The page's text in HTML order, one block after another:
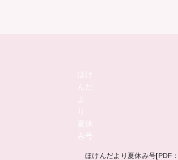
ほけ
んだ
よ
り
夏休
み号
ほけんだより夏休み号[PDF：